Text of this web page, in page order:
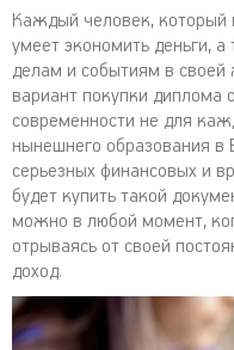
Каждый человек, который
умеет экономить деньги,
делам и событиям в
вариант покупки диплома
современности не для
нынешнего образования в
серьезных финансовых и
будет купить такой
можно в любой момент,
отрываясь от своей
доход.